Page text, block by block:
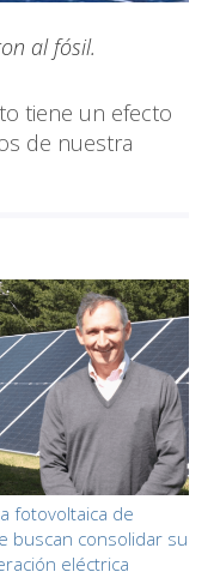
al fósil.
tiene un efecto
de nuestra
fotovoltaica de
buscan consolidar su
eléctrica